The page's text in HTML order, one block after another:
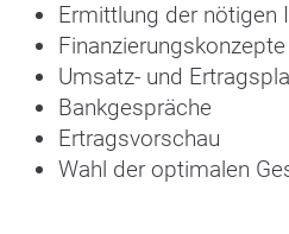
Ermittlung der nötigen
Finanzierungskonzepte
Umsatz- und
Bankgespräche
Ertragsvorschau
Wahl der optimalen